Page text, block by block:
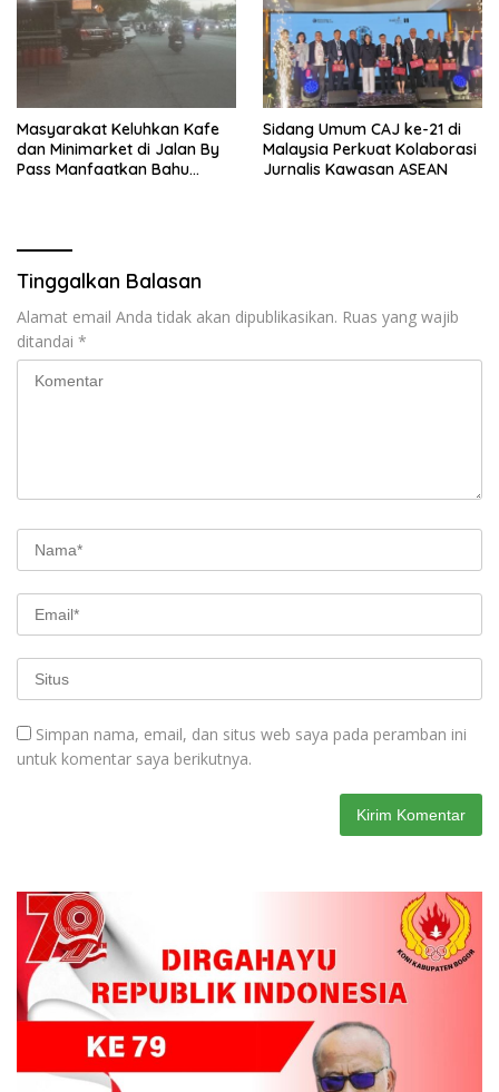
Masyarakat Keluhkan Kafe
dan Minimarket di Jalan By
Pass Manfaatkan Bahu
Sidang Umum CAJ ke-21 di
Malaysia Perkuat Kolaborasi
Jurnalis Kawasan ASEAN
Tinggalkan Balasan
Alamat email Anda tidak akan dipublikasikan. Ruas yang wajib
ditandai *
Simpan nama, email, dan situs web saya pada peramban ini
untuk komentar saya berikutnya.